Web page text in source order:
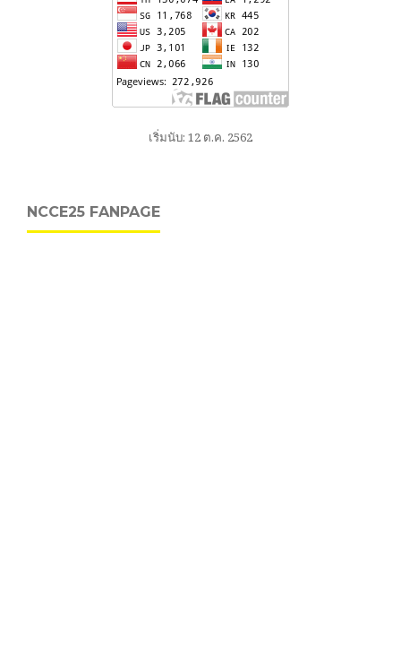
เริ่มนับ: 12 ต.ค. 2562
NCCE25 FANPAGE